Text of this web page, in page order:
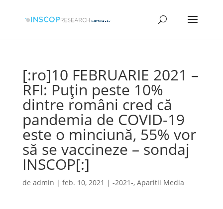
[:ro]10 FEBRUARIE 2021 –
RFI: Puțin peste 10%
dintre români cred că
pandemia de COVID-19
este o minciună, 55% vor
să se vaccineze – sondaj
INSCOP[:]
de admin | feb. 10, 2021 | -2021-, Aparitii Media